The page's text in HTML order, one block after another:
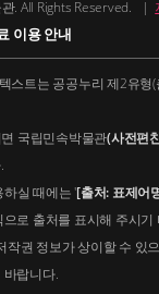
. All Rights Reserved.
|
이용 안내
스트는 공공누리 제2유형
국립민속박물관(사전편
하실 때에는 '[출처: 표제어
으로 출처를 표시해 주시기
작권 정보가 상이할 수 있
바랍니다.